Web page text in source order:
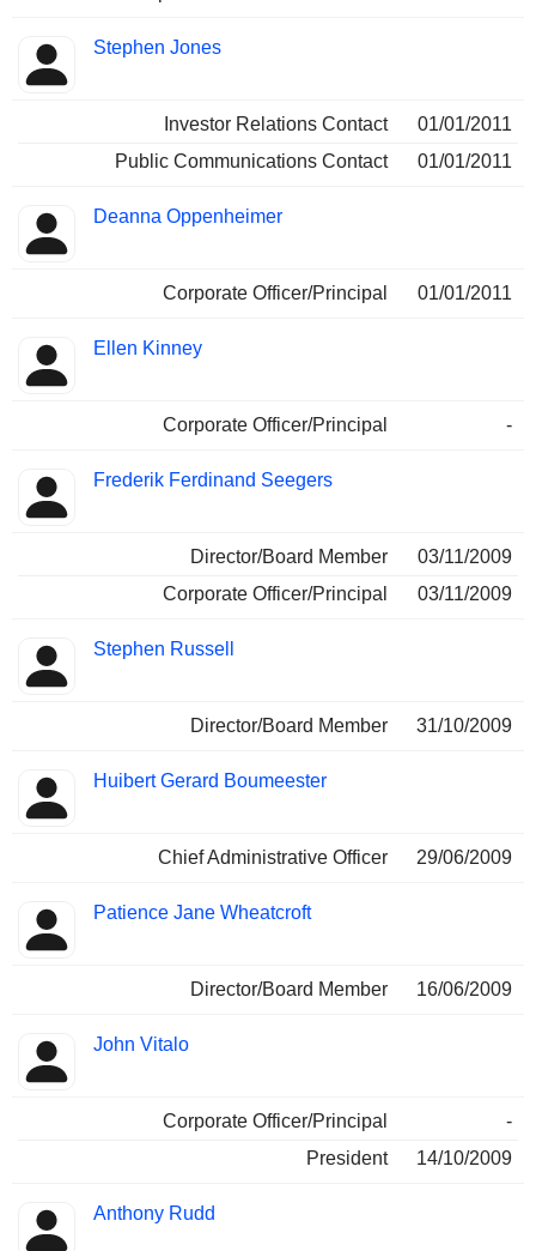
Stephen Jones
Investor Relations Contact
01/01/2011
Public Communications Contact
01/01/2011
Deanna Oppenheimer
Corporate Officer/Principal 01/01/2011
Ellen Kinney
Corporate Officer/Principal -
Frederik Ferdinand Seegers
Director/Board Member
03/11/2009
Corporate Officer/Principal
03/11/2009
Stephen Russell
Director/Board Member 31/10/2009
Huibert Gerard Boumeester
Chief Administrative Officer 29/06/2009
Patience Jane Wheatcroft
Director/Board Member 16/06/2009
John Vitalo
Corporate Officer/Principal
-
President
14/10/2009
Anthony Rudd